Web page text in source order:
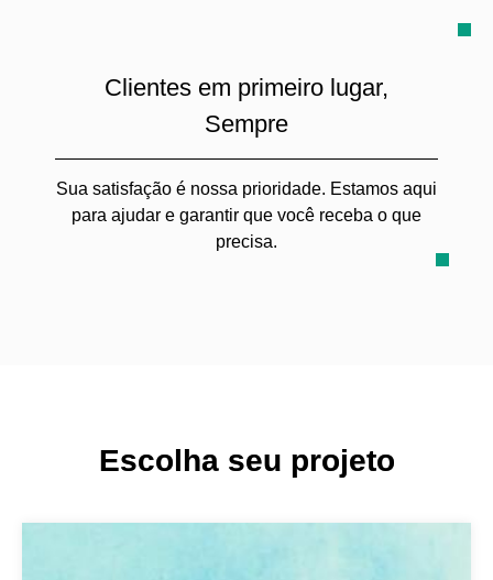
Clientes em primeiro lugar,
Sempre
Sua satisfação é nossa prioridade. Estamos aqui
para ajudar e garantir que você receba o que
precisa.
Escolha seu projeto